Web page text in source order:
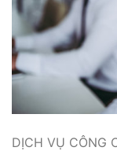
DỊCH VỤ CÔNG